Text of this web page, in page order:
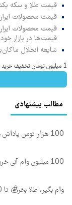
قیمت طلا و سکه یکشنبه ۱۱ مرداد ۱۴۰۵/ ریزش
قیمت محصولات ایران خودرو یکشنبه
قیمت‌ها در بازار
شایعه انحلال
1 میلیون تومان تخفیف خرید داروهای لاغری با ارسال از داروخانه و پک یخ!
مطالب پیشنهادی
100 هزار تومن پاداش بگیر | ثبت نام کن
100 میلیون وام آنی خرید طلا (بازپرداخت 12 ماهه)
وام بگیر، طلا بخر💰 تا 100 میلیون وام فوری بدون ضامن